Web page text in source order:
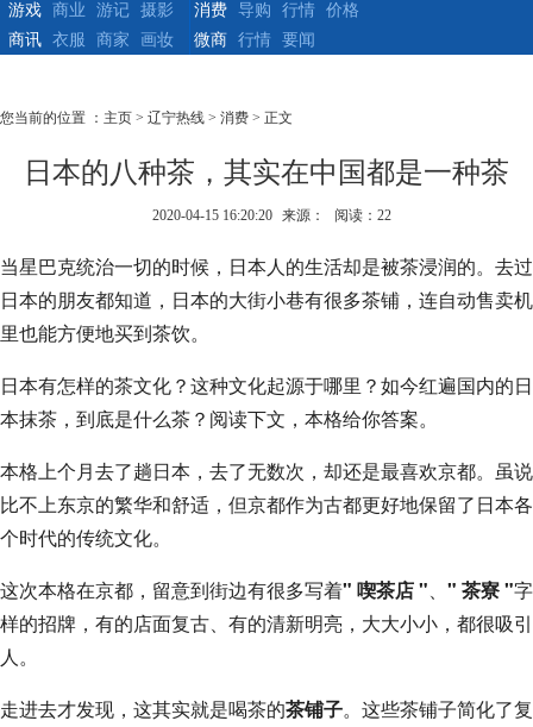
游戏
商业 游记
摄影
商讯
衣服 商家 画妆
消费 导购 行情
价格
微商
行情 要闻
您当前的位置 ： 主页 > 辽宁热线 > 消费 > 正文
日本的八种茶，其实在中国都是一种茶
2020-04-15 16:20:20 来源： 阅读：22
当星巴克统治一切的时候，日本人的生活却是被茶浸润的。去过
日本的朋友都知道，日本的大街小巷有很多茶铺，连自动售卖机
里也能方便地买到茶饮。
日本有怎样的茶文化？这种文化起源于哪里？如今红遍国内的日
本抹茶，到底是什么茶？阅读下文，本格给你答案。
本格上个月去了趟日本，去了无数次，却还是最喜欢京都。虽说
比不上东京的繁华和舒适，但京都作为古都更好地保留了日本各
个时代的传统文化。
这次本格在京都，留意到街边有很多写着" 喫茶店 "、 " 茶寮 "字
样的招牌，有的店面复古、有的清新明亮，大大小小，都很吸引
人。
走进去才发现，这其实就是喝茶的茶铺子。这些茶铺子简化了复